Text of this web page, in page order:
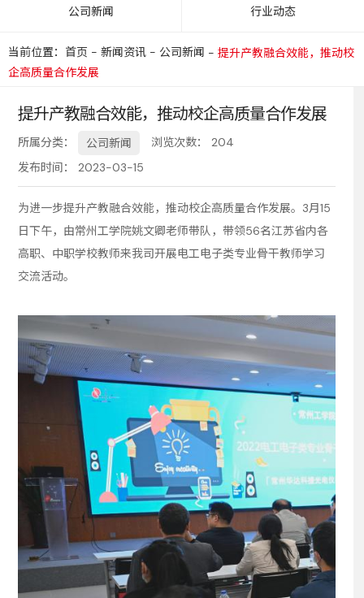
达服讯任士们
公司新闻 行业动态
当前位置：首页 - 新闻资讯 - 公司新闻 - 提升产教融合效能，推动校
企高质量合作发展
提升产教融合效能，推动校企高质量合作发展
所属分类： 公司新闻 浏览次数： 204
发布时间： 2023-03-15
为进一步提升产教融合效能，推动校企高质量合作发展。3月15
日下午，由常州工学院姚文卿老师带队，带领56名江苏省内各
高职、中职学校教师来我司开展电工电子类专业骨干教师学习
交流活动。